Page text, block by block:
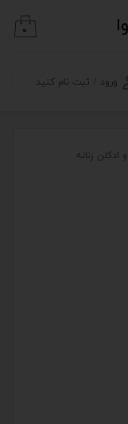
ورود ثبت نام کنید
۰
ادکلن زنانه